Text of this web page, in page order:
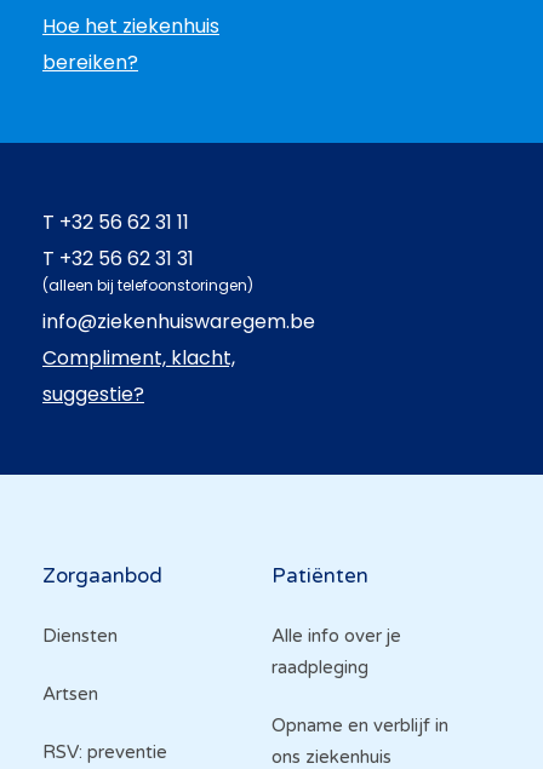
Hoe het ziekenhuis
bereiken?
T +32 56 62 31 11
T +32 56 62 31 31
(alleen bij telefoonstoringen)
info@ziekenhuiswaregem.be
Compliment, klacht,
suggestie?
Hoofdnavigatie
Zorgaanbod
Diensten
Artsen
RSV: preventie
Patiënten
Alle info over je
raadpleging
Opname en verblijf in
ons ziekenhuis